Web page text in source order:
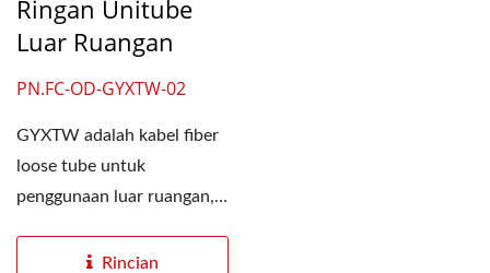
Ringan Unitube
Luar Ruangan
PN.FC-OD-GYXTW-02
GYXTW adalah kabel fiber
loose tube untuk
penggunaan luar ruangan,
Rincian